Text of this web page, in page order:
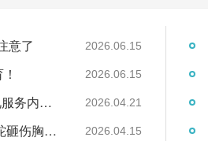
意了 2026.06.15
2026.06.15
【科普】0-6岁儿童健康管理之——新生儿访视服务内容解读 2026.04.21
警钟长鸣 出生仅4天新生儿，竟被社区访视秤砣砸伤胸口！ 2026.04.15